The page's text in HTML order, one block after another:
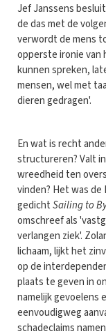
Jef Janssens
de das met de
verwordt de mens
opperste ironie van
kunnen spreken,
mensen, wel met
dieren gedragen'.
En wat is recht
structureren? Valt
wreedheid ten
vinden? Het was de
gedichtSailing to
omschreef als
verlangen ziek'.
lichaam, lijkt het
op de
plaats te geven in
namelijk gevoelens
eenvoudigweg
schadeclaims